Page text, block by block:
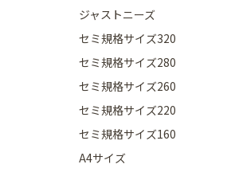
ジャストニーズ
セミ規格サイズ320
セミ規格サイズ280
セミ規格サイズ260
セミ規格サイズ220
セミ規格サイズ160
A4サイズ